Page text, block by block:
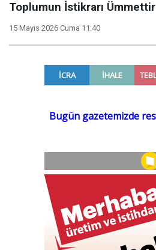
Toplumun İstikrarı Ümmettir
15 Mayıs 2026 Cuma 11:40